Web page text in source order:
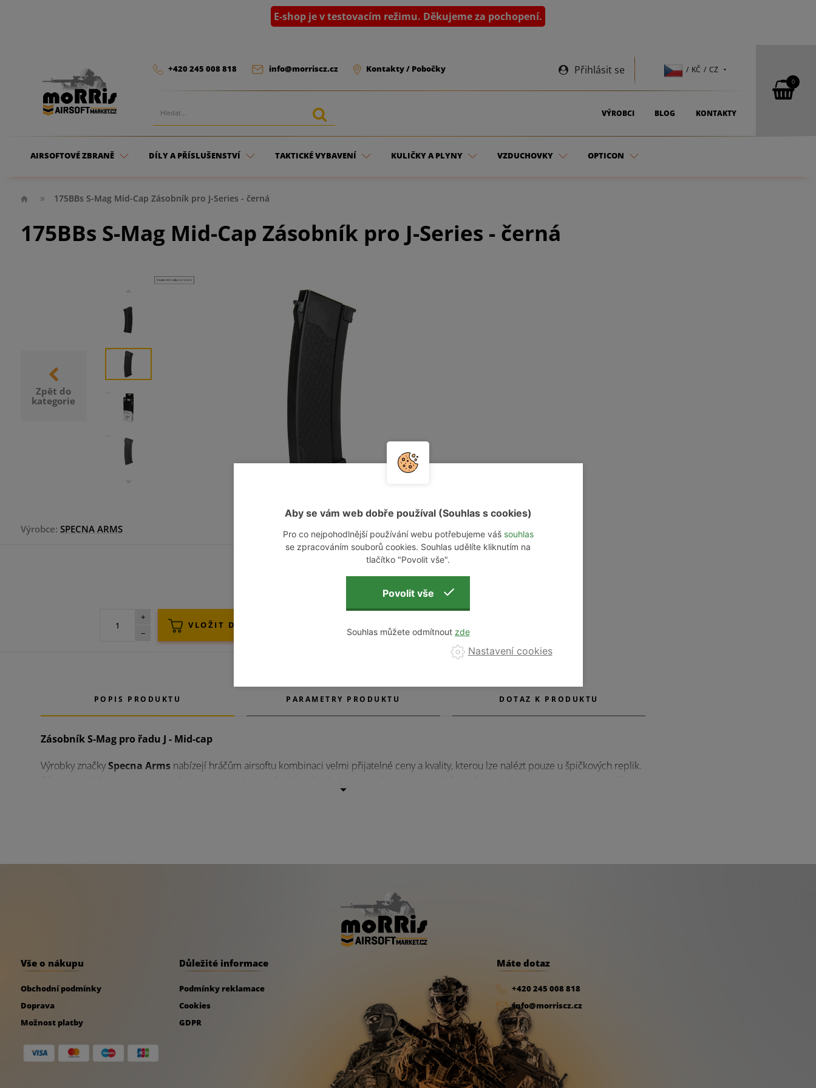
E-shop je v testovacím režimu. Děkujeme za pochopení.
+420 245 008 818 info@morriscz.cz Kontakty / Pobočky Přihlásit se / KČ / CZ
VÝROBCI BLOG KONTAKTY
0
AIRSOFTOVÉ ZBRANĚ DÍLY A PŘÍSLUŠENSTVÍ TAKTICKÉ VYBAVENÍ KULIČKY A PLYNY VZDUCHOVKY OPTICON
175BBs S-Mag Mid-Cap Zásobník pro J-Series - černá
175BBs S-Mag Mid-Cap Zásobník pro J-Series - černá
Zpět do
kategorie
Výrobce: SPECNA ARMS
+
−
POPIS PRODUKTU PARAMETRY PRODUKTU DOTAZ K PRODUKTU
Zásobník S-Mag pro řadu J - Mid-cap
Výrobky značky Specna Arms nabízejí hráčům airsoftu kombinaci velmi přijatelné ceny a kvality, kterou lze nalézt pouze u špičkových replik.
a otestované v extrémních podmínkách. Doporučujeme vám seznámit se s širokou nabídkou jak replik, tak výstroje a tuningových dílů.
podávání kuliček i při vysokém ROF.
Vše o nákupu
Obchodní podmínky
Doprava
Možnost platby
Důležité informace
Podmínky reklamace
Cookies
GDPR
Máte dotaz
+420 245 008 818
info@morriscz.cz
Aby se vám web dobře používal (Souhlas s cookies)
Pro co nejpohodlnější používání webu potřebujeme váš souhlas
se zpracováním souborů cookies. Souhlas udělíte kliknutím na
tlačítko "Povolit vše".
Souhlas můžete odmítnout
Nastavení cookies